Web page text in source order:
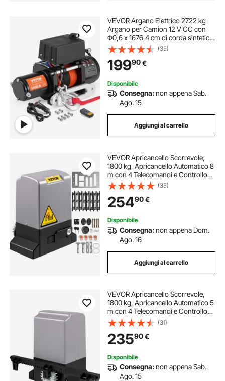
VEVOR Argano Elettrico 2722 kg
Argano per Camion 12 V CC con
Φ0,6 x 1676,4 cm di corda sintetica
in Alluminio, Passacavo,
Telecomando Senza Fili e Cablato,
per Traino di Fuoristrada SUV
Camion Jeep
(35)
19990€
Disponibile
Consegna:non appena Sab.
Ago. 15
Aggiungi al carrello
VEVOR Apricancello Scorrevole,
1800 kg, Apricancello Automatico 8
m con 4 Telecomandi e Controllo
APP, Motore Elettrico per Cancello
per Vialetto arrotolabile, Kit Sistema
di Apertura
(35)
25490€
Disponibile
Consegna:non appena Dom.
Ago. 16
Aggiungi al carrello
VEVOR Apricancello Scorrevole,
1800 kg, Apricancello Automatico 5
m con 4 Telecomandi e Controllo
APP, Motore Elettrico per Cancello
per Vialetto arrotolabile, Kit Sistema
di Apertura
(31)
23590€
Disponibile
Consegna:non appena Sab.
Ago. 15